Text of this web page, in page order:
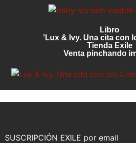
Libro
'Lux & Ivy. Una cita con
Tienda Exile
Venta pinchando
SUSCRIPCIÓN EXILE por email